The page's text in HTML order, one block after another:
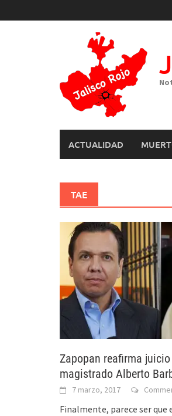
to
ACTUALIDAD
TAE
Zapopan reafirma
magistrado Alberto
7 marzo, 2017
Finalmente, parece ser que